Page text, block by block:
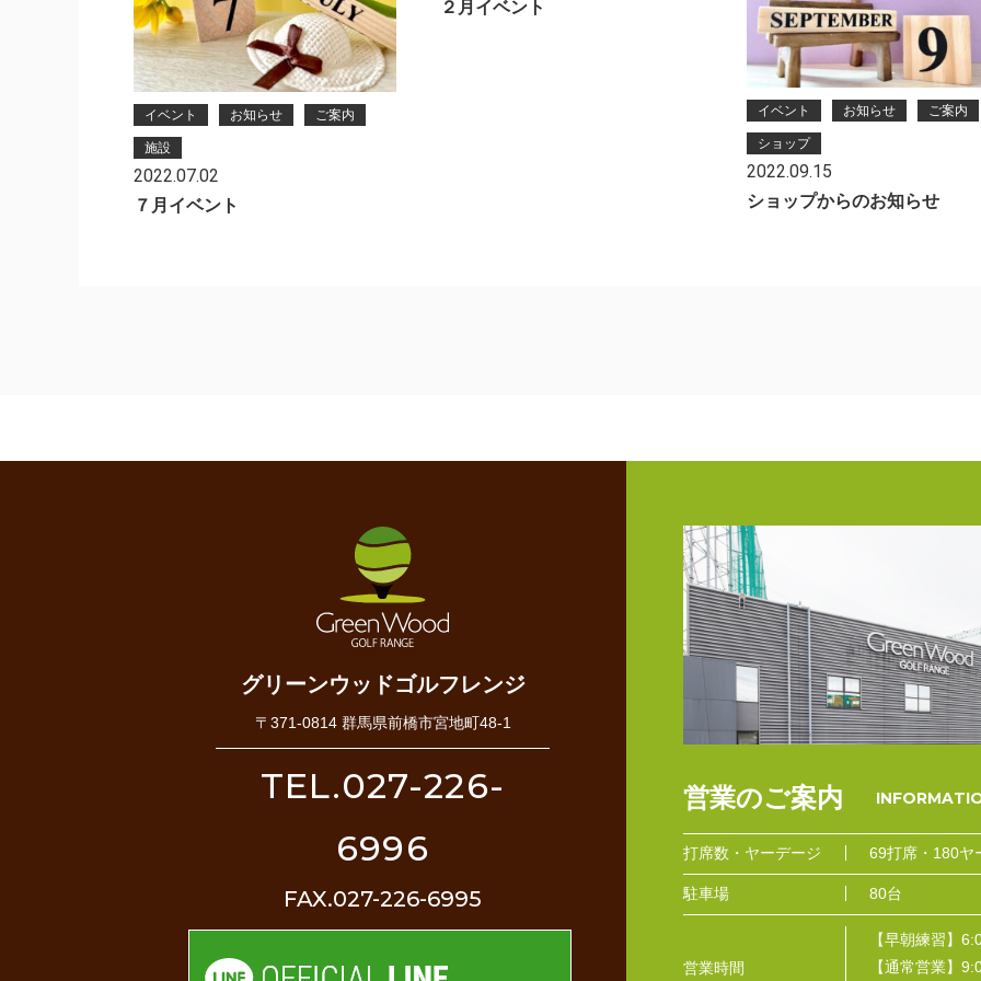
イベント お知らせ ご案内
施設
2022.07.02
７月イベント
２月イベント
イベント お知らせ ご案内
ショップ
2022.09.15
ショップからのお知らせ
グリーンウッドゴルフレンジ
〒371-0814 群馬県前橋市宮地町48-1
TEL.027-226-
6996
FAX.027-226-6995
営業のご案内
打席数・ ヤーデージ 69打席・180ヤ
駐車場 80台
営業時間
【早朝練習】
【通常営業】